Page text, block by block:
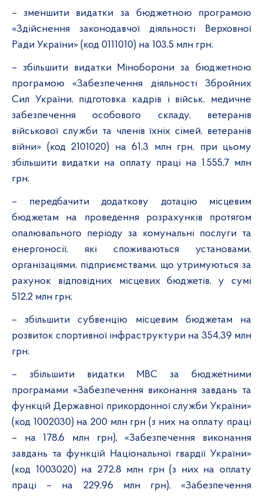
– зменшити видатки за бюджетною програмою
«Здійснення законодавчої діяльності Верховної
Ради України» (код 0111010) на 103,5 млн грн;
– збільшити видатки Міноборони за бюджетною
програмою «Забезпечення діяльності Збройних
Сил України, підготовка кадрів і військ, медичне
забезпечення особового складу, ветеранів
військової служби та членів їхніх сімей, ветеранів
війни» (код 2101020) на 61,3 млн грн, при цьому
збільшити видатки на оплату праці на 1.555,7 млн
грн;
– передбачити додаткову дотацію місцевим
бюджетам на проведення розрахунків протягом
опалювального періоду за комунальні послуги та
енергоносії, які споживаються установами,
організаціями, підприємствами, що утримуються за
рахунок відповідних місцевих бюджетів, у сумі
512,2 млн грн;
– збільшити субвенцію місцевим бюджетам на
розвиток спортивної інфраструктури на 354,39 млн
грн;
– збільшити видатки МВС за бюджетними
програмами «Забезпечення виконання завдань та
функцій Державної прикордонної служби України»
(код 1002030) на 200 млн грн (з них на оплату праці
– на 178,6 млн грн), «Забезпечення виконання
завдань та функцій Національної гвардії України»
(код 1003020) на 272,8 млн грн (з них на оплату
праці – на 229,96 млн грн), «Забезпечення